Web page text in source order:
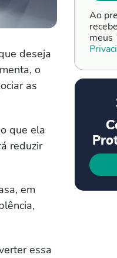
deseja
o
as
que ela
reduzir
em
essa
Ao